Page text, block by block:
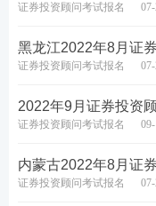
务高级管理人员资质
★证券考试改革
佳荣、孙婧带你
★2022证券统考
证券投资顾问考试报名
黑龙江2022年8月证
证券投资顾问考试报名
2022年9月证券投资
证券投资顾问考试报名
内蒙古2022年8月证
证券投资顾问考试报名